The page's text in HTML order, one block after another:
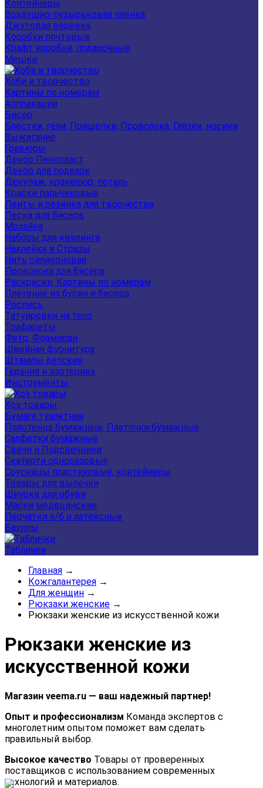
Контейнеры
Воздушно-пузырьковая плёнка
Джутовая веревка
Коробки почтовые
Крафт коробки, подарочные
Мешки
Хоби и творчество
Картины по номерам
Аппликации
Бисер
Блестки, гели, Прищепки, Проволока, Глазки, носики
Выжигание
Гравюры
Декор Пенопласт
Декор для поделок
Декупаж, кракелюр, поталь
Краски пальчиковые
Ленты и резинка для творчества
Леска для бисера
Мозайка
Наборы для квилинга
Наклейки и Стразы
Нить силиконовая
Проволока для бисера
Раскраски, Картины по номерам
Плетение из бусин и бисера
Роспись
Татуировки на тело
Трафареты
Фетр, Фоамиран
Швейная фурнитура
Штампы детские
Гадания и эзотерика
Инструменты
Хоз товары
Бумага туалетная
Полотенца бумажные, Платочки бумажные
Салфетки бумажные
Свечи и Подсвечники
Скатерти одноразовые
Соусницы пластиковые, контейнеры
Товары для выпечки
Шнурки для обуви
Маски медецинские
Перчатки х/б и латексные
Бахилы
Таблички
Главная →
Кожгалантерея →
Для женщин →
Рюкзаки женские →
Рюкзаки женские из искусственной кожи
Рюкзаки женские из
искусственной кожи
Магазин veema.ru — ваш надежный партнер!
Опыт и профессионализм Команда экспертов с
многолетним опытом поможет вам сделать
правильный выбор.
Высокое качество Товары от проверенных
поставщиков с использованием современных
технологий и материалов.